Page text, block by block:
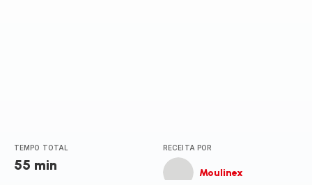
TEMPO TOTAL
55 min
RECEITA POR
Moulinex